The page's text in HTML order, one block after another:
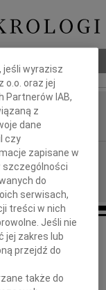
2011 roku
do siebie,
Sakramentami
jeśli wyrazisz
o.o. oraz jej
Partnerów IAB,
z
dane
czy
zapisane w
szczególności
do
serwisach,
treści w nich
Jeśli nie
jej zakres lub
przejdź do
także do